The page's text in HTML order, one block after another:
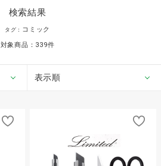
検索結果
タグ： コミック
対象商品： 339件
表示順